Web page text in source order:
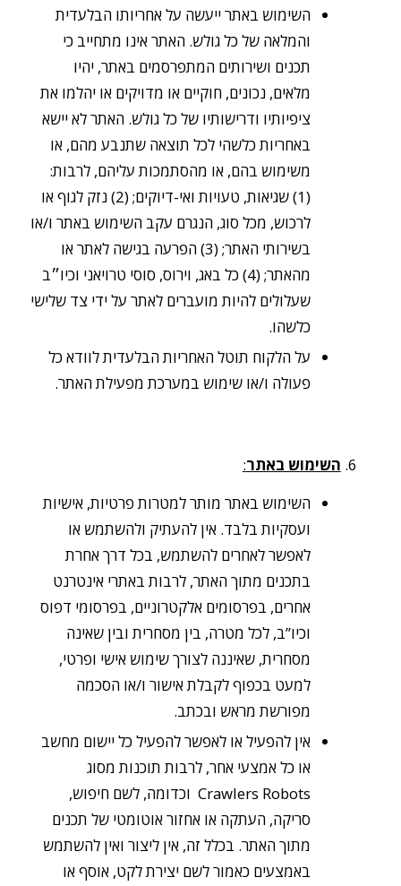
השימוש באתר ייעשה על אחריותו הבלעדית
והמלאה של כל גולש. האתר אינו מתחייב כי
תכנים ושירותים המתפרסמים באתר, יהיו
מלאים, נכונים, חוקיים או מדויקים או יהלמו את
ציפיותיו ודרישותיו של כל גולש. האתר לא יישא
באחריות כלשהי לכל תוצאה שתנבע מהם, או
משימוש בהם, או מהסתמכות עליהם, לרבות:
(1) שגיאות, טעויות ואי-דיוקים; (2) נזק לגוף או
לרכוש, מכל סוג, הנגרם עקב השימוש באתר ו/או
בשירותי האתר; (3) הפרעה בגישה לאתר או
מהאתר; (4) כל באג, וירוס, סוסי טרויאני וכיו״ב
שעלולים להיות מועברים לאתר על ידי צד שלישי
כלשהו.
על הלקוח תוטל האחריות הבלעדית לוודא כל
פעולה ו/או שימוש במערכת מפעילת האתר.
השימוש באתר:
השימוש באתר מותר למטרות פרטיות, אישיות
ועסקיות בלבד. אין להעתיק ולהשתמש או
לאפשר לאחרים להשתמש, בכל דרך אחרת
בתכנים מתוך האתר, לרבות באתרי אינטרנט
אחרים, בפרסומים אלקטרוניים, בפרסומי דפוס
וכיו”ב, לכל מטרה, בין מסחרית ובין שאינה
מסחרית, שאיננה לצורך שימוש אישי ופרטי,
למעט בכפוף לקבלת אישור ו/או הסכמה
מפורשת מראש ובכתב.
אין להפעיל או לאפשר להפעיל כל יישום מחשב
או כל אמצעי אחר, לרבות תוכנות מסוג
Crawlers Robots וכדומה, לשם חיפוש,
סריקה, העתקה או אחזור אוטומטי של תכנים
מתוך האתר. בכלל זה, אין ליצור ואין להשתמש
באמצעים כאמור לשם יצירת לקט, אוסף או